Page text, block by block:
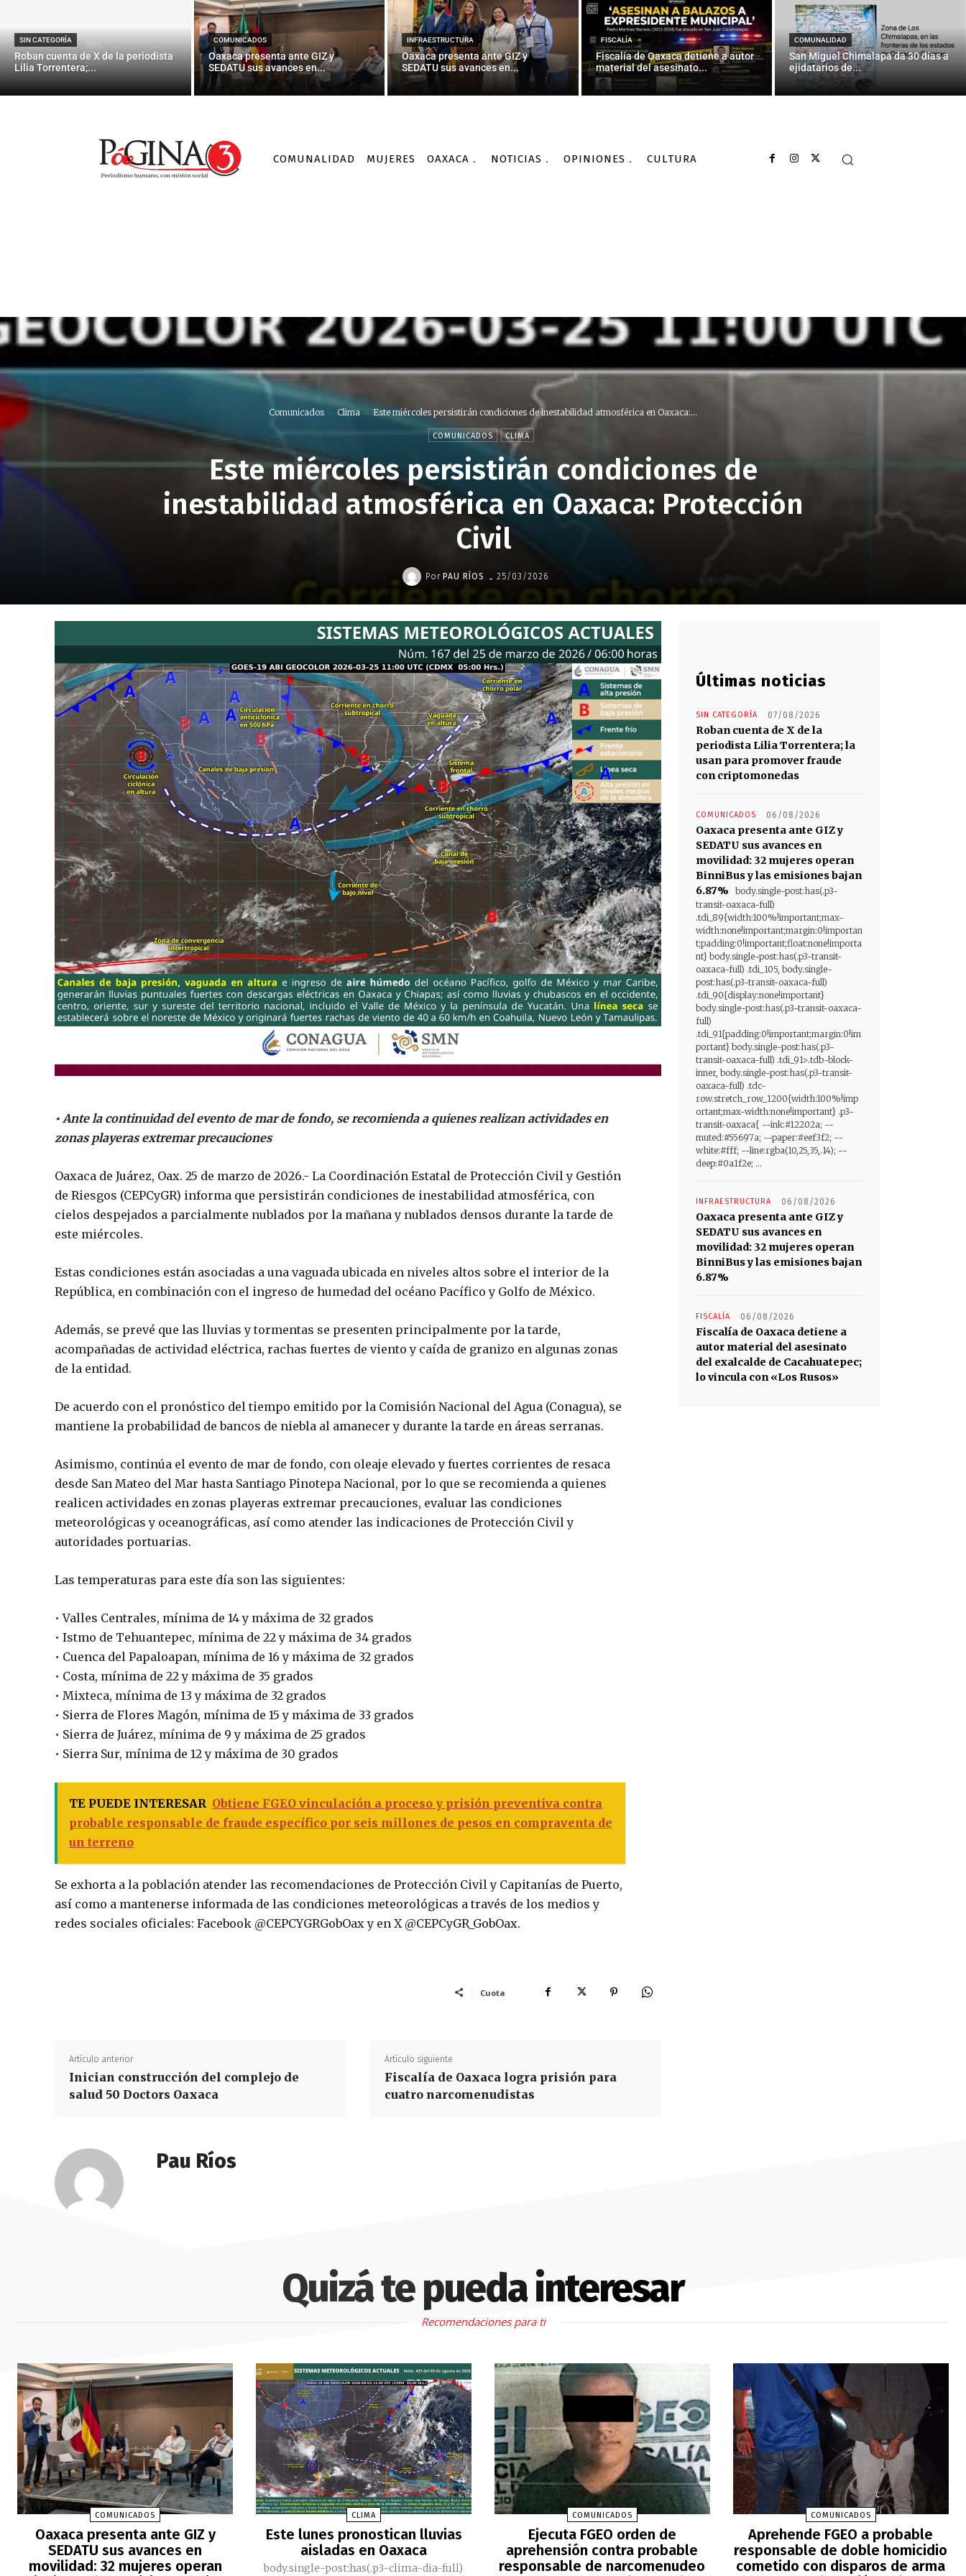
SIN CATEGORÍA
Roban cuenta de X de la periodista
Lilia Torrentera;...
COMUNICADOS
Oaxaca presenta ante GIZ y
SEDATU sus avances en...
INFRAESTRUCTURA
Oaxaca presenta ante GIZ y
SEDATU sus avances en...
FISCALÍA
Fiscalía de Oaxaca detiene a autor
material del asesinato...
COMUNALIDAD
San Miguel Chimalapa da 30 días a
ejidatarios de...
COMUNALIDAD MUJERES OAXACA NOTICIAS OPINIONES CULTURA
Comunicados Clima Este miércoles persistirán condiciones de inestabilidad atmosférica en Oaxaca:...
COMUNICADOS CLIMA
Este miércoles persistirán condiciones de
inestabilidad atmosférica en Oaxaca: Protección
Civil
Por PAU RÍOS - 25/03/2026
• Ante la continuidad del evento de mar de fondo, se recomienda a quienes realizan actividades en
zonas playeras extremar precauciones
Oaxaca de Juárez, Oax. 25 de marzo de 2026.- La Coordinación Estatal de Protección Civil y Gestión
de Riesgos (CEPCyGR) informa que persistirán condiciones de inestabilidad atmosférica, con
cielos despejados a parcialmente nublados por la mañana y nublados densos durante la tarde de
este miércoles.
Estas condiciones están asociadas a una vaguada ubicada en niveles altos sobre el interior de la
República, en combinación con el ingreso de humedad del océano Pacífico y Golfo de México.
Además, se prevé que las lluvias y tormentas se presenten principalmente por la tarde,
acompañadas de actividad eléctrica, rachas fuertes de viento y caída de granizo en algunas zonas
de la entidad.
De acuerdo con el pronóstico del tiempo emitido por la Comisión Nacional del Agua (Conagua), se
mantiene la probabilidad de bancos de niebla al amanecer y durante la tarde en áreas serranas.
Asimismo, continúa el evento de mar de fondo, con oleaje elevado y fuertes corrientes de resaca
desde San Mateo del Mar hasta Santiago Pinotepa Nacional, por lo que se recomienda a quienes
realicen actividades en zonas playeras extremar precauciones, evaluar las condiciones
meteorológicas y oceanográficas, así como atender las indicaciones de Protección Civil y
autoridades portuarias.
Las temperaturas para este día son las siguientes:
• Valles Centrales, mínima de 14 y máxima de 32 grados
• Istmo de Tehuantepec, mínima de 22 y máxima de 34 grados
• Cuenca del Papaloapan, mínima de 16 y máxima de 32 grados
• Costa, mínima de 22 y máxima de 35 grados
• Mixteca, mínima de 13 y máxima de 32 grados
• Sierra de Flores Magón, mínima de 15 y máxima de 33 grados
• Sierra de Juárez, mínima de 9 y máxima de 25 grados
• Sierra Sur, mínima de 12 y máxima de 30 grados
TE PUEDE INTERESAR Obtiene FGEO vinculación a proceso y prisión preventiva contra
probable responsable de fraude específico por seis millones de pesos en compraventa de
un terreno
Se exhorta a la población atender las recomendaciones de Protección Civil y Capitanías de Puerto,
así como a mantenerse informada de las condiciones meteorológicas a través de los medios y
redes sociales oficiales: Facebook @CEPCYGRGobOax y en X @CEPCyGR_GobOax.
Cuota
Artículo anterior
Inician construcción del complejo de
salud 50 Doctors Oaxaca
Artículo siguiente
Fiscalía de Oaxaca logra prisión para
cuatro narcomenudistas
Pau Ríos
Últimas noticias
SIN CATEGORÍA 07/08/2026
Roban cuenta de X de la
periodista Lilia Torrentera; la
usan para promover fraude
con criptomonedas
COMUNICADOS 06/08/2026
Oaxaca presenta ante GIZ y
SEDATU sus avances en
movilidad: 32 mujeres operan
BinniBus y las emisiones bajan
6.87%
body.single-post:has(.p3-
transit-oaxaca-full)
.tdi_89{width:100%!important;max-
width:none!important;margin:0!importan
t;padding:0!important;float:none!importa
nt} body.single-post:has(.p3-transit-
oaxaca-full) .tdi_105, body.single-
post:has(.p3-transit-oaxaca-full)
.tdi_90{display:none!important}
body.single-post:has(.p3-transit-oaxaca-
full)
.tdi_91{padding:0!important;margin:0!im
portant} body.single-post:has(.p3-
transit-oaxaca-full) .tdi_91>.tdb-block-
inner, body.single-post:has(.p3-transit-
oaxaca-full) .tdc-
row.stretch_row_1200{width:100%!imp
ortant;max-width:none!important} .p3-
transit-oaxaca{ --ink:#12202a; --
muted:#55697a; --paper:#eef3f2; --
white:#fff; --line:rgba(10,25,35,.14); --
deep:#0a1f2e; ...
INFRAESTRUCTURA 06/08/2026
Oaxaca presenta ante GIZ y
SEDATU sus avances en
movilidad: 32 mujeres operan
BinniBus y las emisiones bajan
6.87%
FISCALÍA 06/08/2026
Fiscalía de Oaxaca detiene a
autor material del asesinato
del exalcalde de Cacahuatepec;
lo vincula con «Los Rusos»
Quizá te pueda interesar
Recomendaciones para ti
COMUNICADOS
Oaxaca presenta ante GIZ y
SEDATU sus avances en
movilidad: 32 mujeres operan
CLIMA
Este lunes pronostican lluvias
aisladas en Oaxaca
body.single-post:has(.p3-clima-dia-full)
COMUNICADOS
Ejecuta FGEO orden de
aprehensión contra probable
responsable de narcomenudeo
COMUNICADOS
Aprehende FGEO a probable
responsable de doble homicidio
cometido con disparos de arma